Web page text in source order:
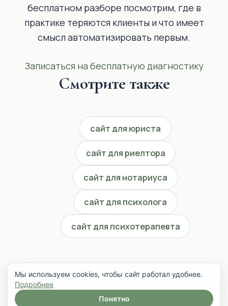
бесплатном разборе посмотрим, где в
практике теряются клиенты и что имеет
смысл автоматизировать первым.
Записаться на бесплатную диагностику
Смотрите также
сайт для юриста
сайт для риелтора
сайт для нотариуса
сайт для психолога
сайт для психотерапевта
Мы используем cookies, чтобы сайт работал удобнее.
Подробнее
Понятно